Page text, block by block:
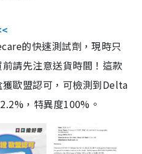
的快速測試劑，現時只
請先注意送貨時間！這款
歐盟認可，可檢測到Delta
，特異度100%。